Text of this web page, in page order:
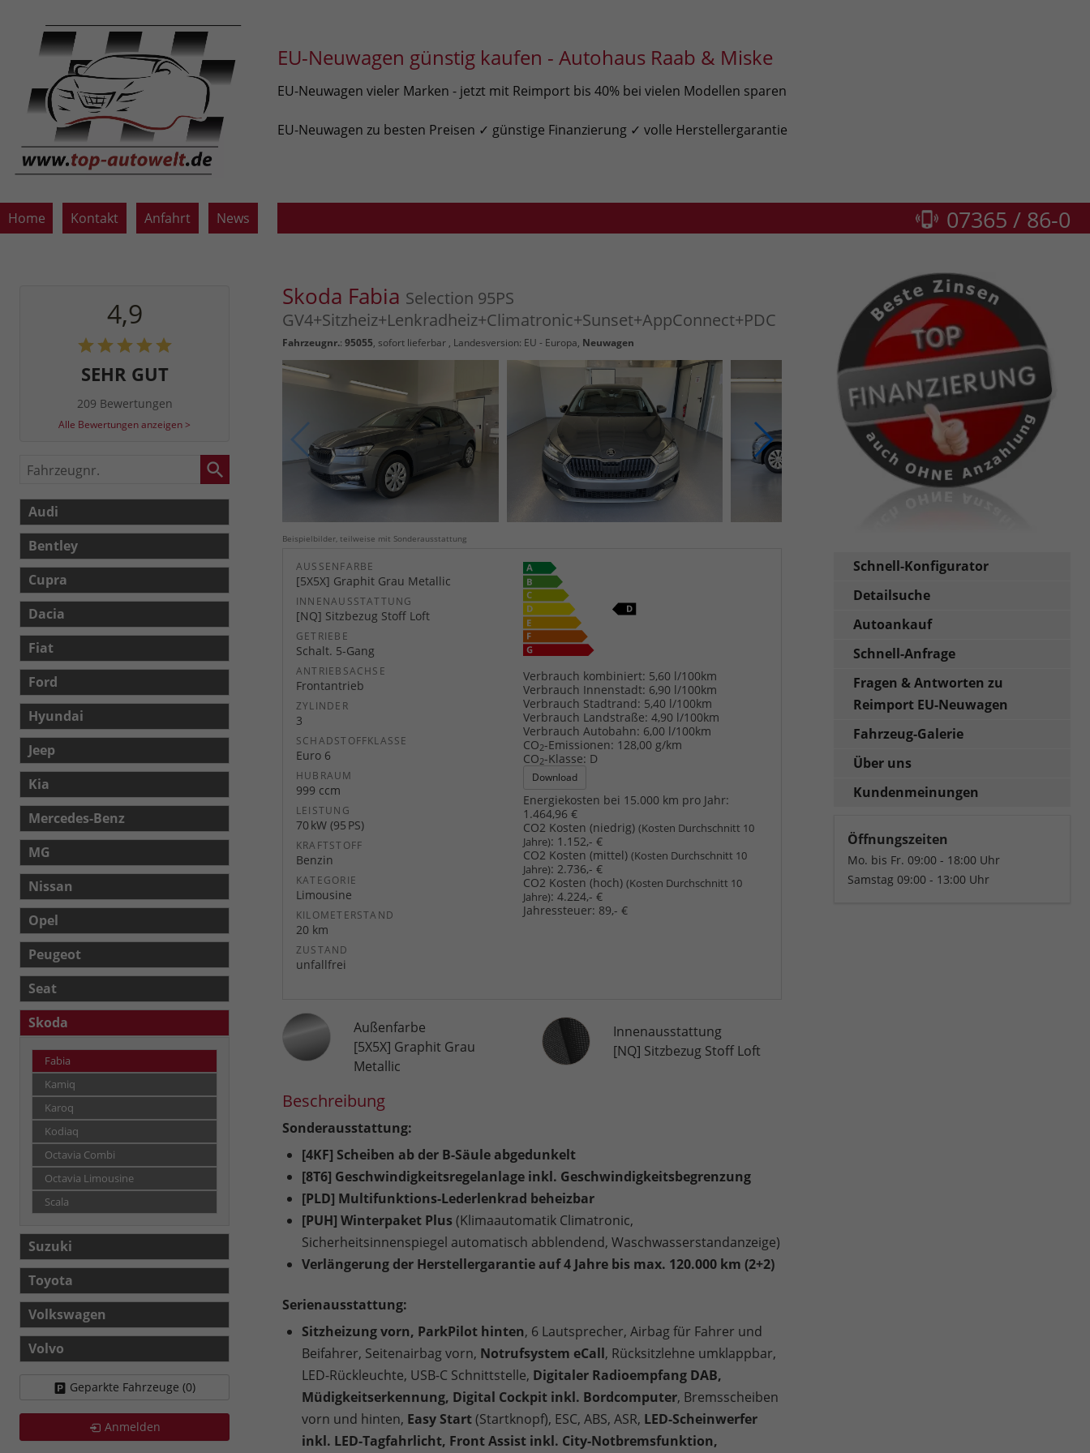
EU-Neuwagen günstig kaufen - Autohaus Raab & Miske
EU-Neuwagen vieler Marken - jetzt mit Reimport bis 40% bei vielen Modellen sparen
EU-Neuwagen zu besten Preisen ✓ günstige Finanzierung ✓ volle Herstellergarantie
Home Kontakt Anfahrt News 07365 / 86-0
Skoda Fabia Selection 95PS
GV4+Sitzheiz+Lenkradheiz+Climatronic+Sunset+AppConnect+PDC
Fahrzeugnr.: 95055, sofort lieferbar, Landesversion: EU - Europa, Neuwagen
Beispielbilder, teilweise mit Sonderausstattung
AUSSENFARBE
[5X5X] Graphit Grau Metallic
INNENAUSSTATTUNG
[NQ] Sitzbezug Stoff Loft
GETRIEBE
Schalt. 5-Gang
ANTRIEBSACHSE
Frontantrieb
ZYLINDER
3
SCHADSTOFFKLASSE
Euro 6
HUBRAUM
999 ccm
LEISTUNG
70 kW (95 PS)
KRAFTSTOFF
Benzin
KATEGORIE
Limousine
KILOMETERSTAND
20 km
ZUSTAND
unfallfrei
Verbrauch kombiniert: 5,60 l/100km
Verbrauch Innenstadt: 6,90 l/100km
Verbrauch Stadtrand: 5,40 l/100km
Verbrauch Landstraße: 4,90 l/100km
Verbrauch Autobahn: 6,00 l/100km
CO2-Emissionen: 128,00 g/km
CO2-Klasse: D
Download
Energiekosten bei 15.000 km pro Jahr:
1.464,96 €
CO2 Kosten (niedrig)(Kosten Durchschnitt 10
Jahre): 1.152,- €
CO2 Kosten (mittel)(Kosten Durchschnitt 10
Jahre): 2.736,- €
CO2 Kosten (hoch)(Kosten Durchschnitt 10
Jahre): 4.224,- €
Jahressteuer: 89,- €
Außenfarbe
[5X5X] Graphit Grau
Metallic
InnenausstattungInnenausstattung
[NQ] Sitzbezug Stoff Loft
Beschreibung
Sonderausstattung:
[4KF] Scheiben ab der B-Säule abgedunkelt
[8T6] Geschwindigkeitsregelanlage inkl. Geschwindigkeitsbegrenzung
[PLD] Multifunktions-Lederlenkrad beheizbar
[PUH] Winterpaket Plus(Klimaautomatik Climatronic,
Sicherheitsinnenspiegel automatisch abblendend, Waschwasserstandanzeige)
Verlängerung der Herstellergarantie auf 4 Jahre bis max. 120.000 km (2+2)
Serienausstattung:
Sitzheizung vorn, ParkPilot hinten, 6 Lautsprecher, Airbag für Fahrer und
Beifahrer, Seitenairbag vorn, Notrufsystem eCall, Rücksitzlehne umklappbar,
LED-Rückleuchte, USB-C Schnittstelle, Digitaler Radioempfang DAB,
Müdigkeitserkennung, Digital Cockpit inkl. Bordcomputer, Bremsscheiben
vorn und hinten, Easy Start(Startknopf), ESC, ABS, ASR, LED-Scheinwerfer
inkl. LED-Tagfahrlicht, Front Assist inkl. City-Notbremsfunktion,
4,9
SEHR GUT
209 Bewertungen
Alle Bewertungen anzeigen >
Fahrzeugnr.
Audi
Bentley
Cupra
Dacia
Fiat
Ford
Hyundai
Jeep
Kia
Mercedes-Benz
MG
Nissan
Opel
Peugeot
Seat
Skoda
Fabia
Kamiq
Karoq
Kodiaq
Octavia Combi
Octavia Limousine
Scala
Suzuki
Toyota
Volkswagen
Volvo
Geparkte Fahrzeuge (0)
Anmelden
Schnell-Konfigurator
Detailsuche
Autoankauf
Schnell-Anfrage
Fragen & Antworten zu
Reimport EU-Neuwagen
Fahrzeug-Galerie
Über uns
Kundenmeinungen
Öffnungszeiten
Mo. bis Fr. 09:00 - 18:00 Uhr
Samstag 09:00 - 13:00 Uhr